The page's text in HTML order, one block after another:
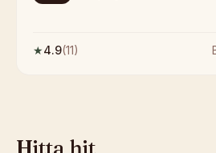
★4.9(11)